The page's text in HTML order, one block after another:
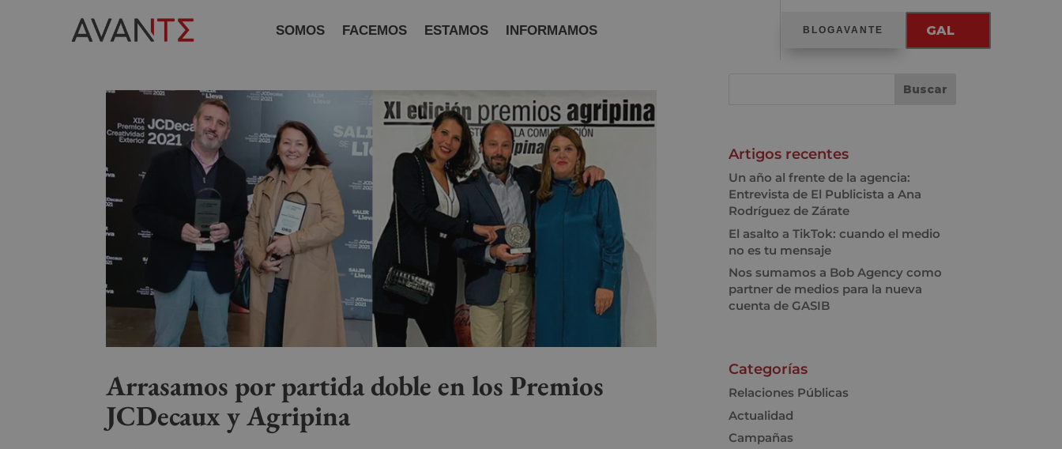
SOMOS FACEMOS ESTAMOS INFORMAMOS BLOGAVANTE GAL
Arrasamos por partida doble en los Premios
JCDecaux yAgripina
Artigos recentes
Un año al frente de la agencia:
Entrevista de El Publicista a Ana
Rodríguez de Zárate
El asalto a TikTok: cuando el medio
no es tu mensaje
Nos sumamos a Bob Agency como
partner de medios para la nueva
cuenta de GASIB
Categorías
Relaciones Públicas
Actualidad
Campañas